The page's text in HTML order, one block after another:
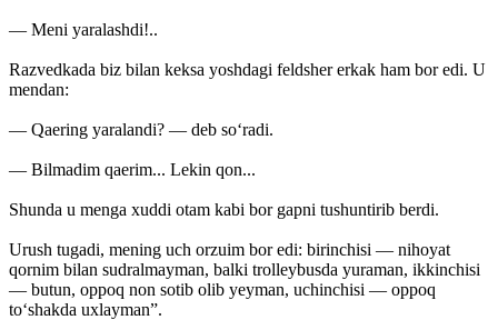
— Meni yaralashdi!..
Razvedkada biz bilan keksa yoshdagi feldsher erkak ham bor edi. U
mendan:
— Qaering yaralandi? — deb so‘radi.
— Bilmadim qaerim... Lekin qon...
Shunda u menga xuddi otam kabi bor gapni tushuntirib berdi.
Urush tugadi, mening uch orzuim bor edi: birinchisi — nihoyat
qornim bilan sudralmayman, balki trolleybusda yuraman, ikkinchisi
— butun, oppoq non sotib olib yeyman, uchinchisi — oppoq
to‘shakda uxlayman”.